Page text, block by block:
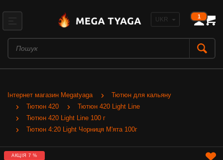
1
Інтернет магазин Megatyaga
Тютюн для кальяну
Тютюн 420
Тютюн 420 Light Line
Тютюн 420 Light Line 100 г
Тютюн 4:20 Light Чорниця М'ята 100г
АКЦІЯ 7 %